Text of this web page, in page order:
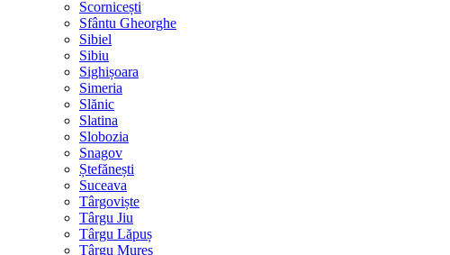
Scornicești
Sfântu Gheorghe
Sibiel
Sibiu
Sighișoara
Simeria
Slănic
Slatina
Slobozia
Snagov
Ștefănești
Suceava
Târgoviște
Târgu Jiu
Târgu Lăpuș
Târgu Mureș